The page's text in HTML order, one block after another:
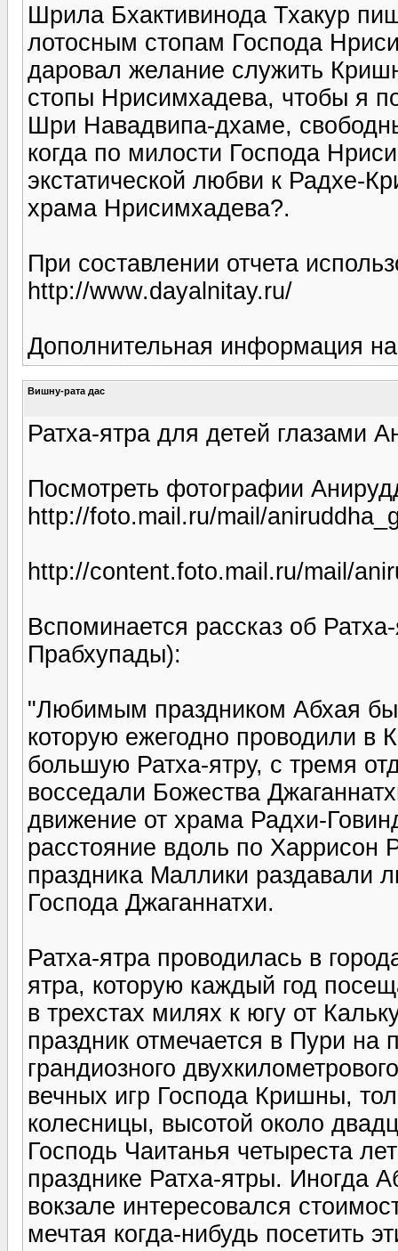
Шрила Бхактивинода Тхакур
лотосным стопам Господа
даровал желание служить
стопы Нрисимхадева, чтобы я
Шри Навадвипа-дхаме,
когда по милости Господа
экстатической любви к Радхе-
храма Нрисимхадева?.
При составлении отчета
http://www.dayalnitay.ru/
Дополнительная информация
Вишну-рата дас
Ратха-ятра для детей глазами
Посмотреть фотографии
http://foto.mail.ru/mail/
http://content.foto.mail.ru/mail/
Вспоминается рассказ об
Прабхупады):
"Любимым праздником Абхая
которую ежегодно проводили в
большую Ратха-ятру, с тремя
восседали Божества
движение от храма Радхи-
расстояние вдоль по Харрисон
праздника Маллики раздавали
Господа Джаганнатхи.
Ратха-ятра проводилась в
ятра, которую каждый год
в трехстах милях к югу от
праздник отмечается в Пури на
грандиозного
вечных игр Господа Кришны,
колесницы, высотой около
Господь Чаитанья четыреста
празднике Ратха-ятры. Иногда
вокзале интересовался
мечтая когда-нибудь посетить